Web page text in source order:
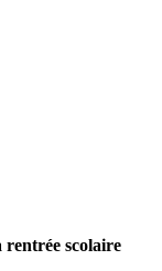
rentrée scolaire